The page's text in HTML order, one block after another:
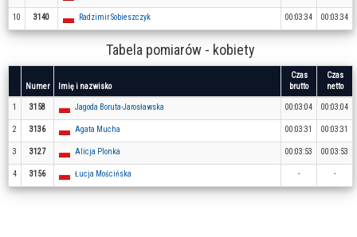
10 3140 Radzimir Sobieszczyk 00:03:34 00:03:34
Tabela pomiarów - kobiety
Numer Imię i nazwisko
Czas
brutto
Czas
netto
1 3158 Jagoda Boruta-Jarosławska 00:03:04 00:03:04
2 3136 Agata Mucha 00:03:31 00:03:31
3 3127 Alicja Plonka 00:03:53 00:03:53
4 3156 Łucja Mościńska - -